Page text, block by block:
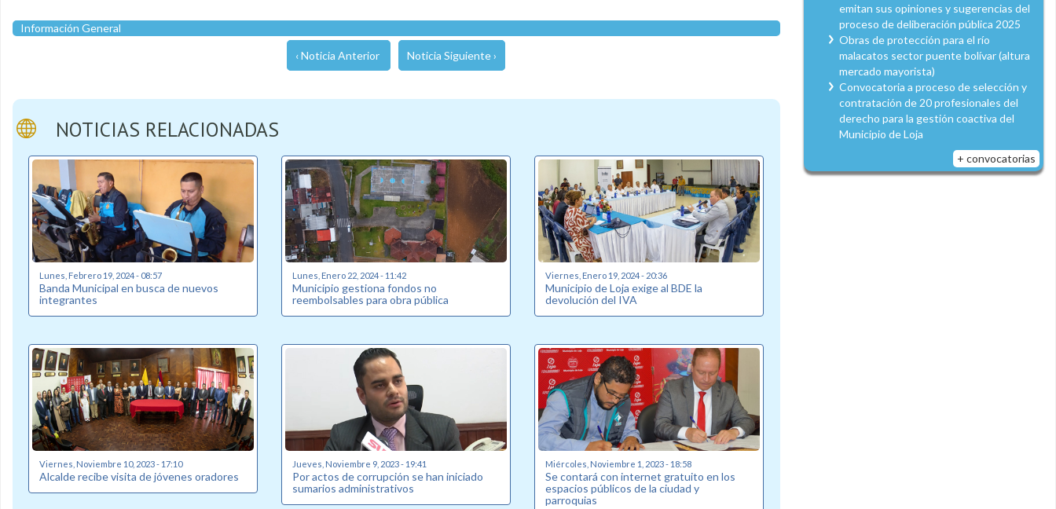
Información General
‹ Noticia Anterior Noticia Siguiente ›
NOTICIAS RELACIONADAS
Lunes, Febrero 19, 2024 - 08:57
Banda Municipal en busca de nuevos
integrantes
Lunes, Enero 22, 2024 - 11:42
Municipio gestiona fondos no
reembolsables para obra pública
Viernes, Enero 19, 2024 - 20:36
Municipio de Loja exige al BDE la
devolución del IVA
Viernes, Noviembre 10, 2023 - 17:10
Alcalde recibe visita de jóvenes oradores
Jueves, Noviembre 9, 2023 - 19:41
Por actos de corrupción se han iniciado
sumarios administrativos
Miércoles, Noviembre 1, 2023 - 18:58
Se contará con internet gratuito en los
espacios públicos de la ciudad y
parroquias
emitan sus opiniones y sugerencias del
proceso de deliberación pública 2025
Obras de protección para el río
malacatos sector puente bolívar (altura
mercado mayorista)
Convocatoria a proceso de selección y
contratación de 20 profesionales del
derecho para la gestión coactiva del
Municipio de Loja
+ convocatorias